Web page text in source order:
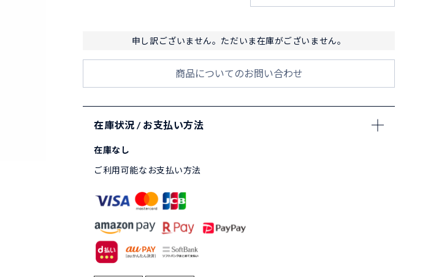
申し訳ございません。ただいま在庫がございません。
商品についてのお問い合わせ
在庫状況 / お支払い方法
在庫なし
ご利用可能なお支払い方法